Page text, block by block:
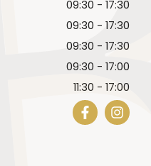
09:30 - 17:30
09:30 - 17:30
09:30 - 17:30
09:30 - 17:00
11:30 - 17:00